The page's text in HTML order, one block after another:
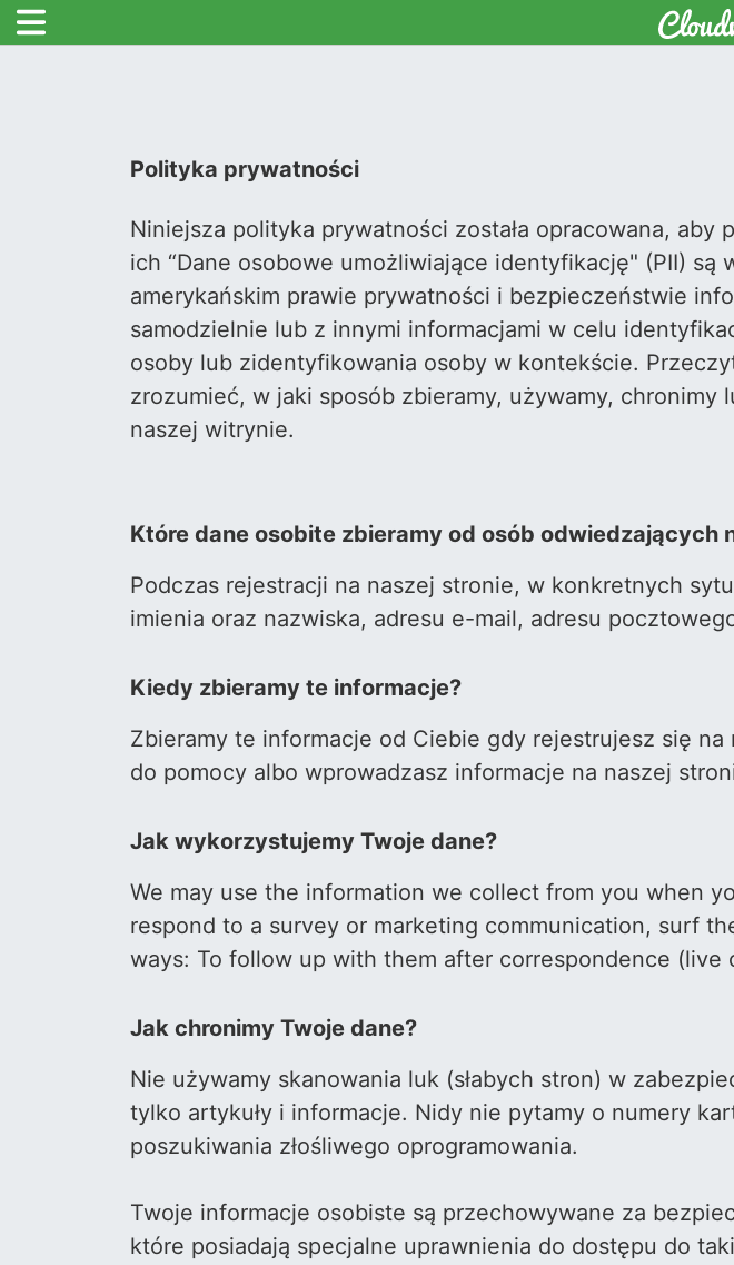
Polityka prywatności
Niniejsza polityka prywatności została opracowana,
ich “Dane osobowe umożliwiające identyfikację" (PII)
amerykańskim prawie prywatności i bezpieczeństwie
samodzielnie lub z innymi informacjami w celu
osoby lub zidentyfikowania osoby w kontekście.
zrozumieć, w jaki sposób zbieramy, używamy,
naszej witrynie.
Które dane osobite zbieramy od osób odwiedzających
Podczas rejestracji na naszej stronie, w konkretnych
imienia oraz nazwiska, adresu e-mail, adresu
Kiedy zbieramy te informacje?
Zbieramy te informacje od Ciebie gdy rejestrujesz się
do pomocy albo wprowadzasz informacje na naszej
Jak wykorzystujemy Twoje dane?
We may use the information we collect from you when
respond to a survey or marketing communication, surf
ways: To follow up with them after correspondence (live
Jak chronimy Twoje dane?
Nie używamy skanowania luk (słabych stron) w
tylko artykuły i informacje. Nidy nie pytamy o numery
poszukiwania złośliwego oprogramowania.
Twoje informacje osobiste są przechowywane za
które posiadają specjalne uprawnienia do dostępu do